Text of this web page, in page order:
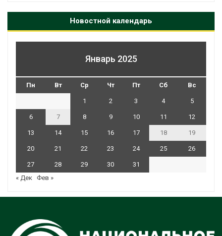
Новостной календарь
Январь 2025
Пн Вт Ср Чт Пт Сб Вс
1 2 3 4 5
6 7 8 9 10 11 12
13 14 15 16 17 18 19
20 21 22 23 24 25 26
27 28 29 30
31
« Дек Фев »